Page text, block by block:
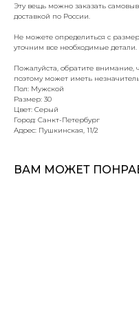
Эту вещь можно заказать
доставкой по России.
Не можете определиться с
уточним все необходимые детали.
Пожалуйста, обратите внимание,
поэтому может иметь
Пол: Мужской
Размер: 30
Цвет: Серый
Город: Санкт-Петербург
Адрес: Пушкинская, 11/2
ВАМ МОЖЕТ